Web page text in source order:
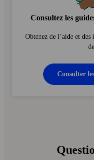
Consultez les
Obtenez de l’aide et
Consulter